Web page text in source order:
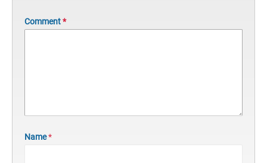
Comment*
Name*